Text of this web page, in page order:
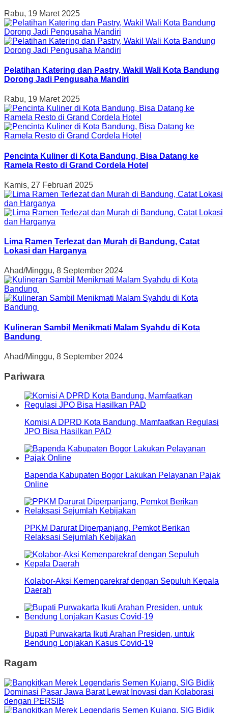
Rabu, 19 Maret 2025
Pelatihan Katering dan Pastry, Wakil Wali Kota Bandung
Dorong Jadi Pengusaha Mandiri
Rabu, 19 Maret 2025
Pencinta Kuliner di Kota Bandung, Bisa Datang ke
Ramela Resto di Grand Cordela Hotel
Kamis, 27 Februari 2025
Lima Ramen Terlezat dan Murah di Bandung, Catat
Lokasi dan Harganya
Ahad/Minggu, 8 September 2024
Kulineran Sambil Menikmati Malam Syahdu di Kota
Bandung
Ahad/Minggu, 8 September 2024
Pariwara
Komisi A DPRD Kota Bandung, Mamfaatkan Regulasi
JPO Bisa Hasilkan PAD
Bapenda Kabupaten Bogor Lakukan Pelayanan Pajak
Online
PPKM Darurat Diperpanjang, Pemkot Berikan
Relaksasi Sejumlah Kebijakan
Kolabor-Aksi Kemenparekraf dengan Sepuluh Kepala
Daerah
Bupati Purwakarta Ikuti Arahan Presiden, untuk
Bendung Lonjakan Kasus Covid-19
Ragam